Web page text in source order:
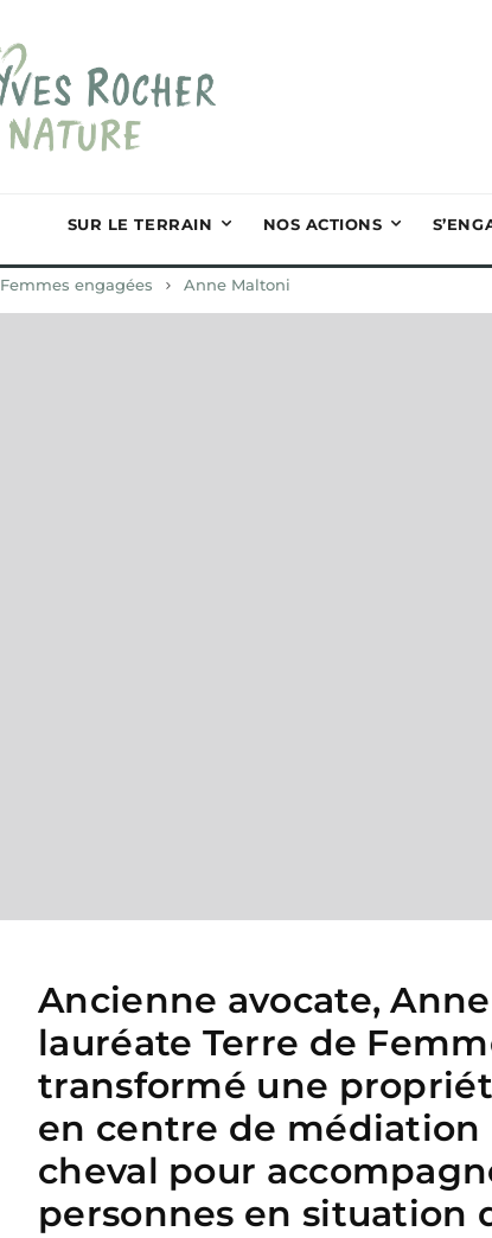
SUR LE TERRAIN NOS ACTIONS
Femmes engagées Anne Maltoni
Ancienne avocate,
lauréate Terre de
transformé une
en centre de médiation
cheval pour
personnes en situation